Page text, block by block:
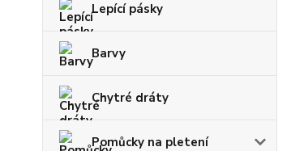
Lepící pásky
Barvy
Chytré dráty
Pomůcky na pletení